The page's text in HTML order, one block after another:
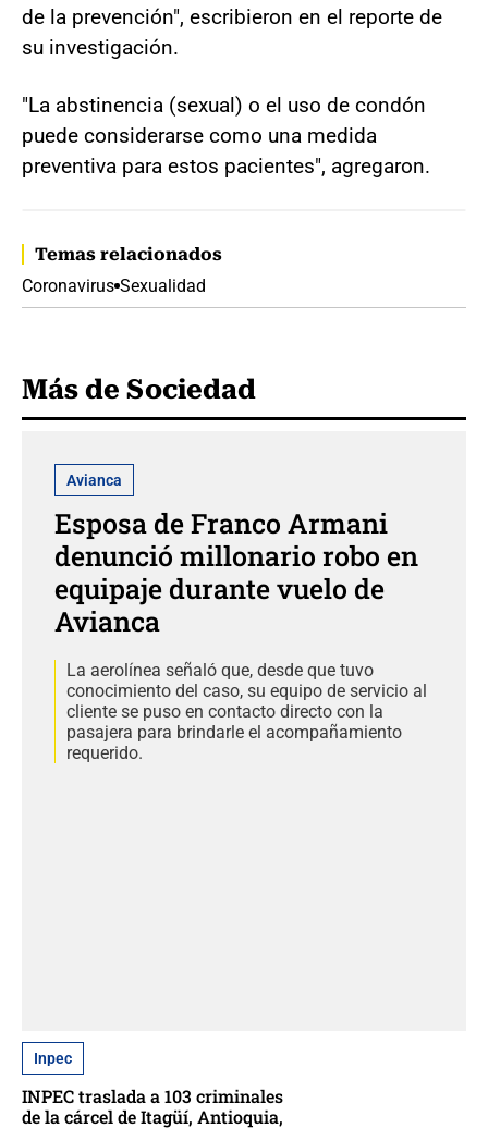
de la prevención", escribieron en el reporte de
su investigación.
"La abstinencia (sexual) o el uso de condón
puede considerarse como una medida
preventiva para estos pacientes", agregaron.
Temas relacionados
Coronavirus Sexualidad
Más de Sociedad
Avianca
Esposa de Franco Armani
denunció millonario robo en
equipaje durante vuelo de
Avianca
La aerolínea señaló que, desde que tuvo
conocimiento del caso, su equipo de servicio al
cliente se puso en contacto directo con la
pasajera para brindarle el acompañamiento
requerido.
Inpec
INPEC traslada a 103 criminales
de la cárcel de Itagüí, Antioquia,